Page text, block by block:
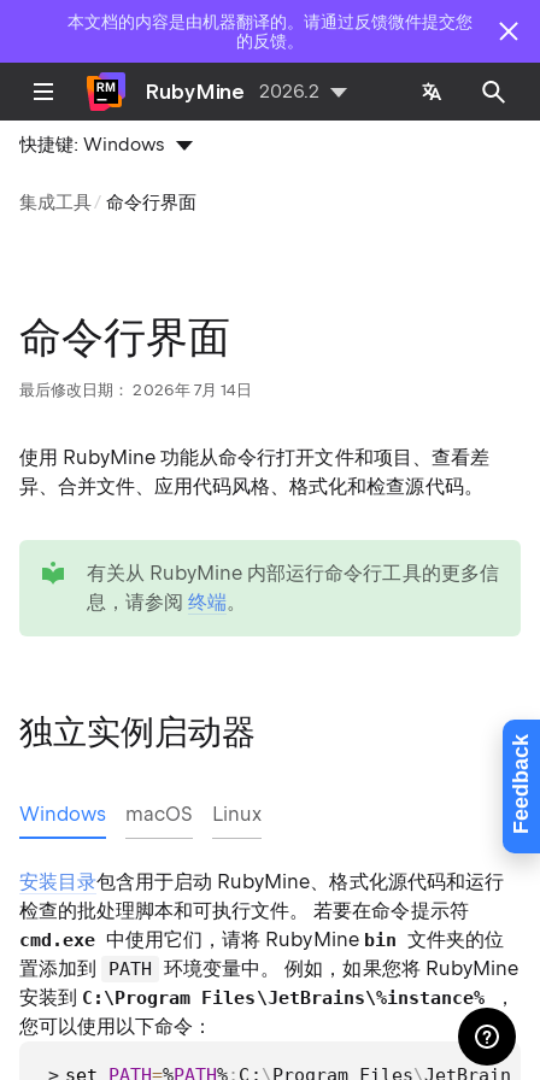
本文档的内容是由机器翻译的。请通过反馈微件提交您
的反馈。
Feedback
RubyMine 2026.2
快捷键:Windows
集成工具 命令行界面
命令行界面
最后修改日期： 2026年 7月 14日
使用 RubyMine 功能从命令行打开文件和项目、查看差
异、合并文件、应用代码风格、格式化和检查源代码。
有关从 RubyMine 内部运行命令行工具的更多信
息，请参阅终端。
独立实例启动器
Windows macOS Linux
安装目录包含用于启动 RubyMine、格式化源代码和运行
检查的批处理脚本和可执行文件。 若要在命令提示符
cmd.exe中使用它们，请将 RubyMine bin 文件夹的位
置添加到
PATH
环境变量中。 例如，如果您将 RubyMine
安装到 C: \Program Files\JetBrains\%instance%
，
您可以使用以下命令：
> set PATH=%PATH%; C: \Program Files\JetBrains